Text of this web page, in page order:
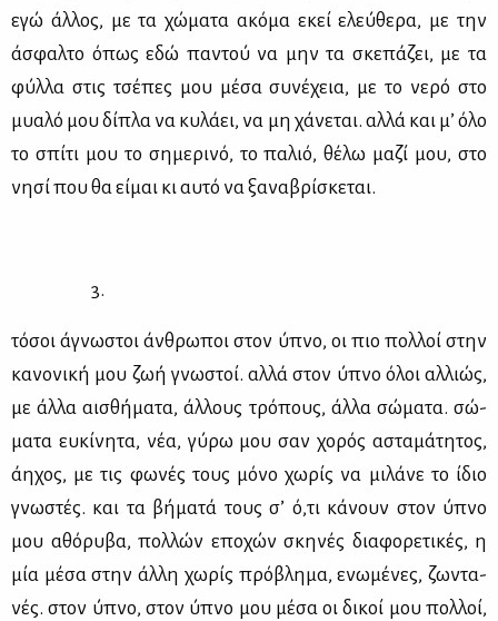
εγώ άλ­λος, με τα χώ­μα­τα ακό­μα εκεί ελεύ­θε­ρα, με την
άσφαλ­το όπως εδώ πα­ντού να μην τα σκε­πά­ζει, με τα
φύλ­λα στις τσέ­πες μου μέ­σα συ­νέ­χεια, με το νε­ρό στο
μυα­λό μου δί­πλα να κυ­λά­ει, να μη χά­νε­ται. αλ­λά και μ’ όλο
το σπί­τι μου το ση­με­ρι­νό, το πα­λιό, θέ­λω μα­ζί μου, στο
νη­σί που θα εί­μαι κι αυ­τό να ξα­να­βρί­σκε­ται.
3.
τό­σοι άγνω­στοι άν­θρω­ποι στον ύπνο, οι πιο πολ­λοί στην
κα­νο­νι­κή μου ζωή γνω­στοί. αλ­λά στον ύπνο όλοι αλ­λιώς,
με άλ­λα αι­σθή­μα­τα, άλ­λους τρό­πους, άλ­λα σώ­μα­τα. σώ­
μα­τα ευ­κί­νη­τα, νέα, γύ­ρω μου σαν χο­ρός αστα­μά­τη­τος,
άη­χος, με τις φω­νές τους μό­νο χω­ρίς να μι­λά­νε το ίδιο
γνω­στές. και τα βή­μα­τά τους σ’ ό,τι κά­νουν στον ύπνο
μου αθό­ρυ­βα, πολ­λών επο­χών σκη­νές δια­φο­ρε­τι­κές, η
μία μέ­σα στην άλ­λη χω­ρίς πρό­βλη­μα, ενω­μέ­νες, ζω­ντα­
νές. στον ύπνο, στον ύπνο μου μέ­σα οι δι­κοί μου πολ­λοί,